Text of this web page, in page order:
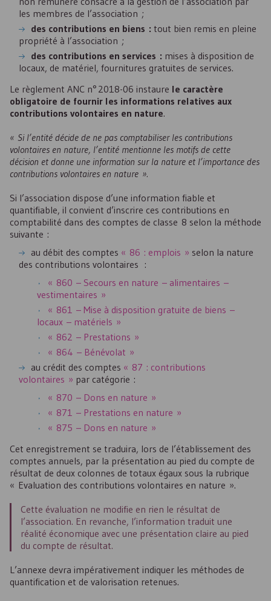
les membres de l’association ;
des contributions en biens : tout bien remis en pleine
propriété à l’association ;
des contributions en services : mises à disposition de
locaux, de matériel, fournitures gratuites de services.
Le règlement ANC n° 2018-06 instaure le caractère
obligatoire de fournir les informations relatives aux
contributions volontaires en nature.
« Si l’entité décide de ne pas comptabiliser les contributions
volontaires en nature, l’entité mentionne les motifs de cette
décision et donne une information sur la nature et l’importance des
contributions volontaires en nature ».
Si l’association dispose d’une information fiable et
quantifiable, il convient d’inscrire ces contributions en
comptabilité dans des comptes de classe 8 selon la méthode
suivante :
au débit des comptes « 86 : emplois » selon la nature
des contributions volontaires :
« 860 – Secours en nature – alimentaires –
vestimentaires »
« 861 – Mise à disposition gratuite de biens –
locaux – matériels »
« 862 – Prestations »
« 864 – Bénévolat »
au crédit des comptes « 87 : contributions
volontaires » par catégorie :
« 870 – Dons en nature »
« 871 – Prestations en nature »
« 875 – Dons en nature »
Cet enregistrement se traduira, lors de l’établissement des
comptes annuels, par la présentation au pied du compte de
résultat de deux colonnes de totaux égaux sous la rubrique
« Evaluation des contributions volontaires en nature ».
Cette évaluation ne modifie en rien le résultat de
l’association. En revanche, l’information traduit une
réalité économique avec une présentation claire au pied
du compte de résultat.
L’annexe devra impérativement indiquer les méthodes de
quantification et de valorisation retenues.